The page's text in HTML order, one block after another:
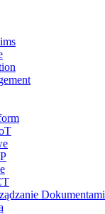
Dokumentami